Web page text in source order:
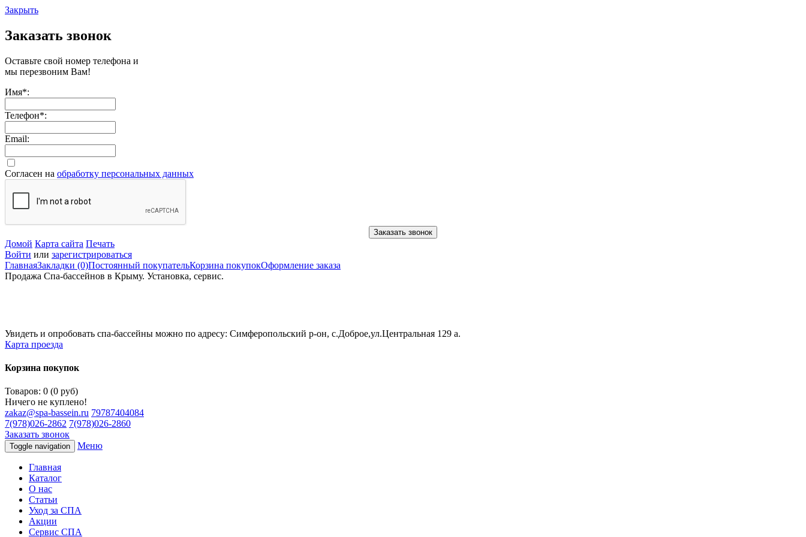
Закрыть
Заказать звонок
Оставьте свой номер телефона и
мы перезвоним Вам!
Имя*:
Телефон*:
Email:
Согласен на обработку персональных данных
Заказать звонок
Домой Карта сайта Печать
Войти или зарегистрироваться
ГлавнаяЗакладки (0)Постоянный покупательКорзина покупокОформление заказа
Продажа Спа-бассейнов в Крыму. Установка, сервис.
Увидеть и опробовать спа-бассейны можно по адресу: Симферопольский р-он, с.Доброе,ул.Центральная 129 а.
Карта проезда
Корзина покупок
Товаров: 0 (0 руб)
Ничего не куплено!
zakaz@spa-bassein.ru 79787404084
7(978)026-2862 7(978)026-2860
Заказать звонок
Toggle navigation Меню
Главная
Каталог
О нас
Статьи
Уход за СПА
Акции
Сервис СПА